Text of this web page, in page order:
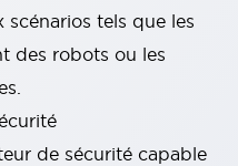
tels que les
des robots ou les
de sécurité capable